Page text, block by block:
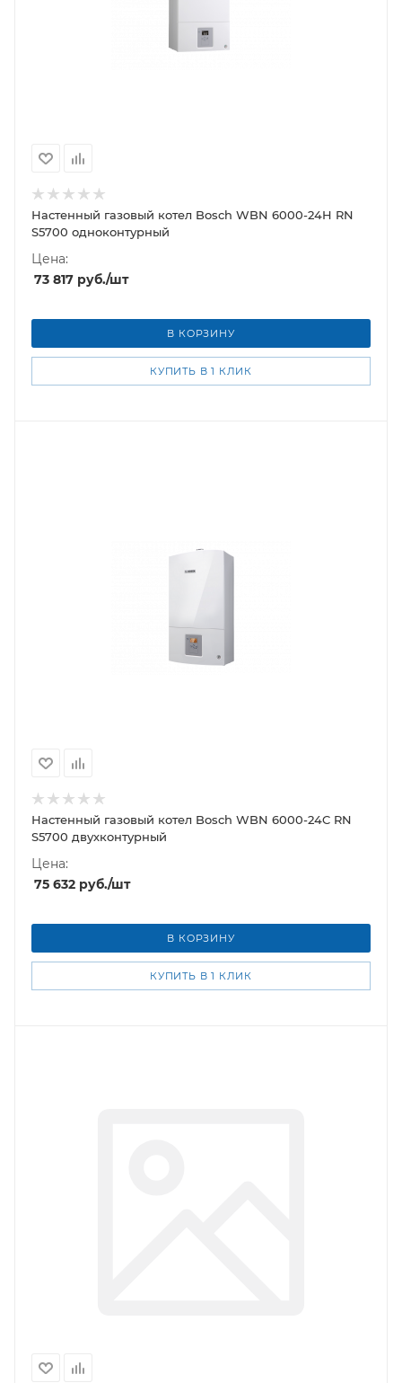
Настенный газовый котел Bosch WBN 6000-24H RN
S5700 одноконтурный
Цена:
73 817 руб./шт
В КОРЗИНУ
КУПИТЬ В 1 КЛИК
Настенный газовый котел Bosch WBN 6000-24C RN
S5700 двухконтурный
Цена:
75 632 руб./шт
В КОРЗИНУ
КУПИТЬ В 1 КЛИК